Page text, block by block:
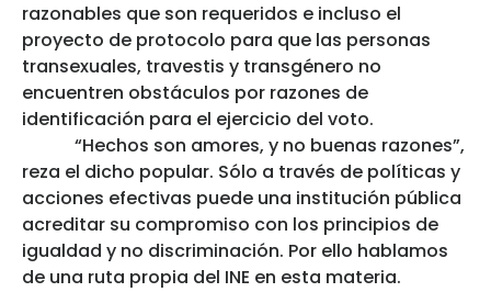
razonables que son requeridos e incluso el
proyecto de protocolo para que las personas
transexuales, travestis y transgénero no
encuentren obstáculos por razones de
identificación para el ejercicio del voto.
“Hechos son amores, y no buenas razones”,
reza el dicho popular. Sólo a través de políticas y
acciones efectivas puede una institución pública
acreditar su compromiso con los principios de
igualdad y no discriminación. Por ello hablamos
de una ruta propia del INE en esta materia.